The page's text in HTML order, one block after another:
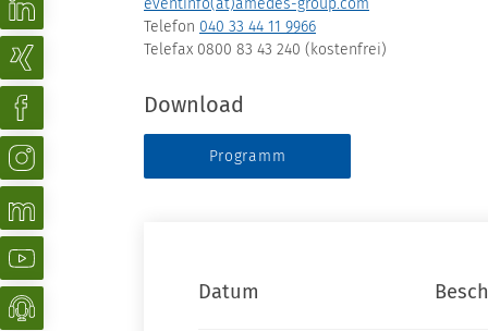
eventinfo(at)amedes-group.com
Telefon 040 33 44 11 9966
Telefax 0800 83 43 240 (kostenfrei)
Download
Programm
Datum